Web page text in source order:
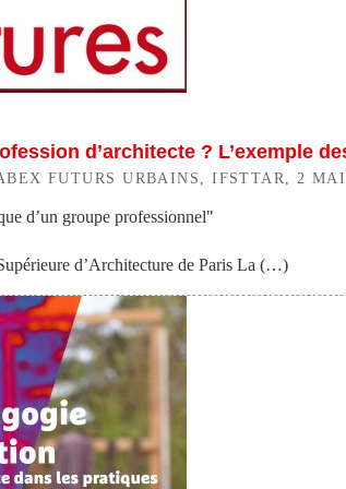
d’architecte ? L’exemple
FUTURS URBAINS, IFSTTAR, 2 MAI
d’un groupe professionnel"
d’Architecture de Paris La (…)